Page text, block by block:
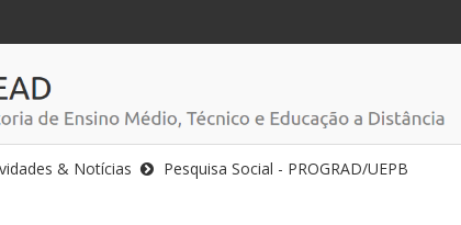
& Notícias Pesquisa Social - PROGRAD/UEPB